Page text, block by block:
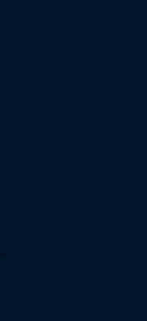
,